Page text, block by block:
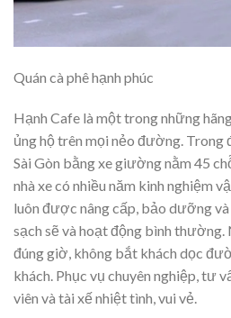
Quán cà phê hạnh phúc
Hạnh Cafe là một trong những
ủng hộ trên mọi nẻo đường. Trong
Sài Gòn bằng xe giường nằm 45
nhà xe có nhiều năm kinh nghiệm
luôn được nâng cấp, bảo dưỡng
sạch sẽ và hoạt động bình thường.
đúng giờ, không bắt khách dọc
khách. Phục vụ chuyên nghiệp, tư
viên và tài xế nhiệt tình, vui vẻ.